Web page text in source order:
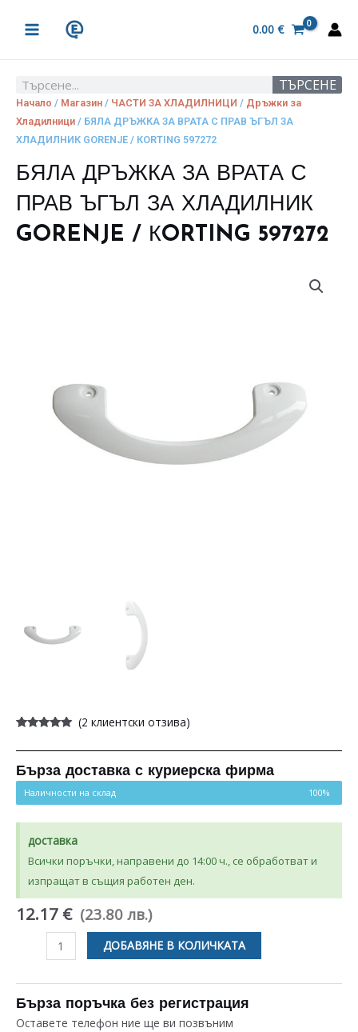
MENU
0.00 €
Search ТЪРСЕНЕ
Начало / Магазин / ЧАСТИ ЗА ХЛАДИЛНИЦИ / Дръжки за
Хладилници / БЯЛА ДРЪЖКА ЗА ВРАТА С ПРАВ ЪГЪЛ ЗА
ХЛАДИЛНИК GORENJE / КORTING 597272
БЯЛА ДРЪЖКА ЗА ВРАТА С
ПРАВ ЪГЪЛ ЗА ХЛАДИЛНИК
GORENJE / КORTING 597272
5.00от 5,
потребителски
оценки
(2 клиентски отзива)
Бърза доставка с куриерска фирма
Наличности на склад 100%
доставка
Всички поръчки, направени до 14:00 ч., се обработват и
изпращат в същия работен ден.
12.17 € (23.80 лв.)
количество
БЯЛА
ДРЪЖКА
ЗА
ДОБАВЯНЕ В КОЛИЧКАТА
Бърза поръчка без регистрация
Оставете телефон ние ще ви позвъним